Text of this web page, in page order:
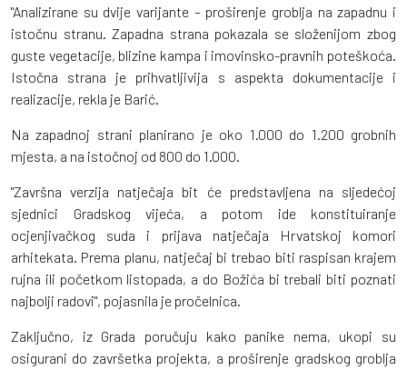
"Analizirane su dvije varijante – proširenje groblja na zapadnu i
istočnu stranu. Zapadna strana pokazala se složenijom zbog
guste vegetacije, blizine kampa i imovinsko-pravnih poteškoća.
Istočna strana je prihvatljivija s aspekta dokumentacije i
realizacije, rekla je Barić.
Na zapadnoj strani planirano je oko 1.000 do 1.200 grobnih
mjesta, a na istočnoj od 800 do 1.000.
"Završna verzija natječaja bit će predstavljena na sljedećoj
sjednici Gradskog vijeća, a potom ide konstituiranje
ocjenjivačkog suda i prijava natječaja Hrvatskoj komori
arhitekata. Prema planu, natječaj bi trebao biti raspisan krajem
rujna ili početkom listopada, a do Božića bi trebali biti poznati
najbolji radovi", pojasnila je pročelnica.
Zaključno, iz Grada poručuju kako panike nema, ukopi su
osigurani do završetka projekta, a proširenje gradskog groblja